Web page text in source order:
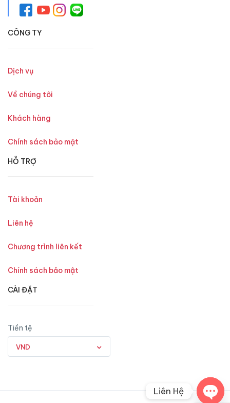
CÔNG TY
Dịch vụ
Về chúng tôi
Khách hàng
Chính sách bảo mật
HỖ TRỢ
Tài khoản
Liên hệ
Chương trình liên kết
Chính sách bảo mật
CÀI ĐẶT
Tiền tệ
VND
Liên Hệ